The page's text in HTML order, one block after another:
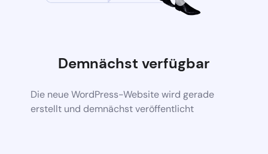
Demnächst verfügbar
Die neue WordPress-Website wird gerade
erstellt und demnächst veröffentlicht